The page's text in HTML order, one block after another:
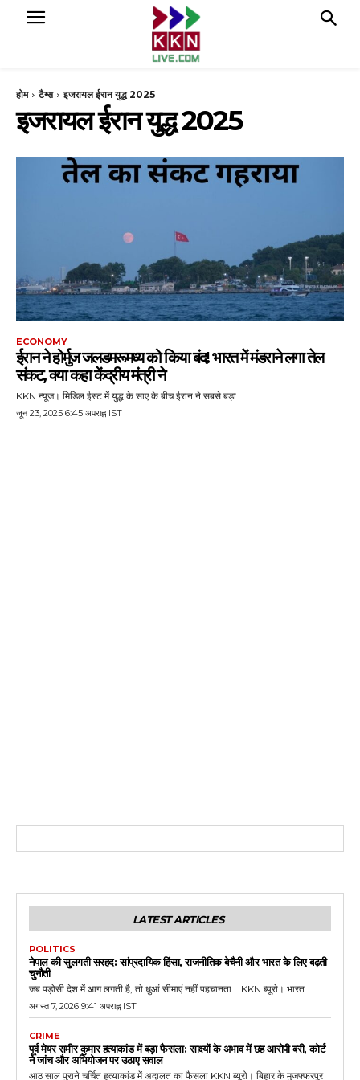
होम टैग्स इजरायल ईरान युद्ध 2025
इजरायल ईरान युद्ध 2025
ECONOMY
ईरान ने होर्मुज जलडमरूमध्य को किया बंद! भारत में मंडराने लगा तेल
संकट, क्या कहा केंद्रीय मंत्री ने
KKN न्यूज। मिडिल ईस्ट में युद्ध के साए के बीच ईरान ने सबसे बड़ा...
जून 23, 2025 6:45 अपराह्न IST
LATEST ARTICLES
POLITICS
नेपाल की सुलगती सरहद: सांप्रदायिक हिंसा, राजनीतिक बेचैनी और भारत के लिए बढ़ती
चुनौती
जब पड़ोसी देश में आग लगती है, तो धुआं सीमाएं नहीं पहचानता... KKN ब्यूरो। भारत...
अगस्त 7, 2026 9:41 अपराह्न IST
CRIME
पूर्व मेयर समीर कुमार हत्याकांड में बड़ा फैसला: साक्ष्यों के अभाव में छह आरोपी बरी, कोर्ट
ने जांच और अभियोजन पर उठाए सवाल
आठ साल पुराने चर्चित हत्याकांड में अदालत का फैसला KKN ब्यूरो। बिहार के मुजफ्फरपुर